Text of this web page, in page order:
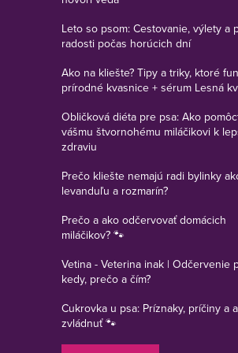
Leto so psom: Cestovanie, výlety a
radosti počas horúcich dní
Ako na kliešte? Tipy a triky, ktoré
prírodné kvasnice + sérum Lesná
Obličková diéta pre psa: Ako
vášmu štvornohému miláčikovi k
zdraviu
Prečo kliešte nemajú radi bylinky
levanduľu a rozmarín?
Prečo a ako odčervovať domácich
miláčikov? 🐾
Vetina - Veterina inak | Odčervenie
kedy, prečo a čím?
Cukrovka u psa: Príznaky, príčiny a
zvládnuť 🐾